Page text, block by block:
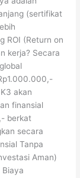
(sertifikat
ROI (Return on
kerja? Secara
akan
finansial
berkat
secara
Tanpa
Aman)